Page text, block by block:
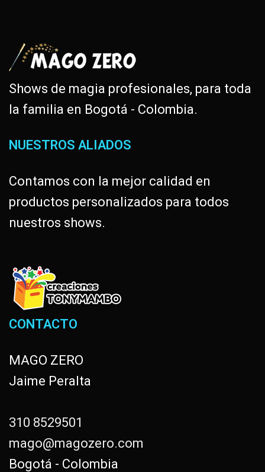
Shows de magia profesionales, para toda
la familia en Bogotá - Colombia.
NUESTROS ALIADOS
Contamos con la mejor calidad en
productos personalizados para todos
nuestros shows.
CONTACTO
MAGO ZERO
Jaime Peralta
310 8529501
mago@magozero.com
Bogotá - Colombia